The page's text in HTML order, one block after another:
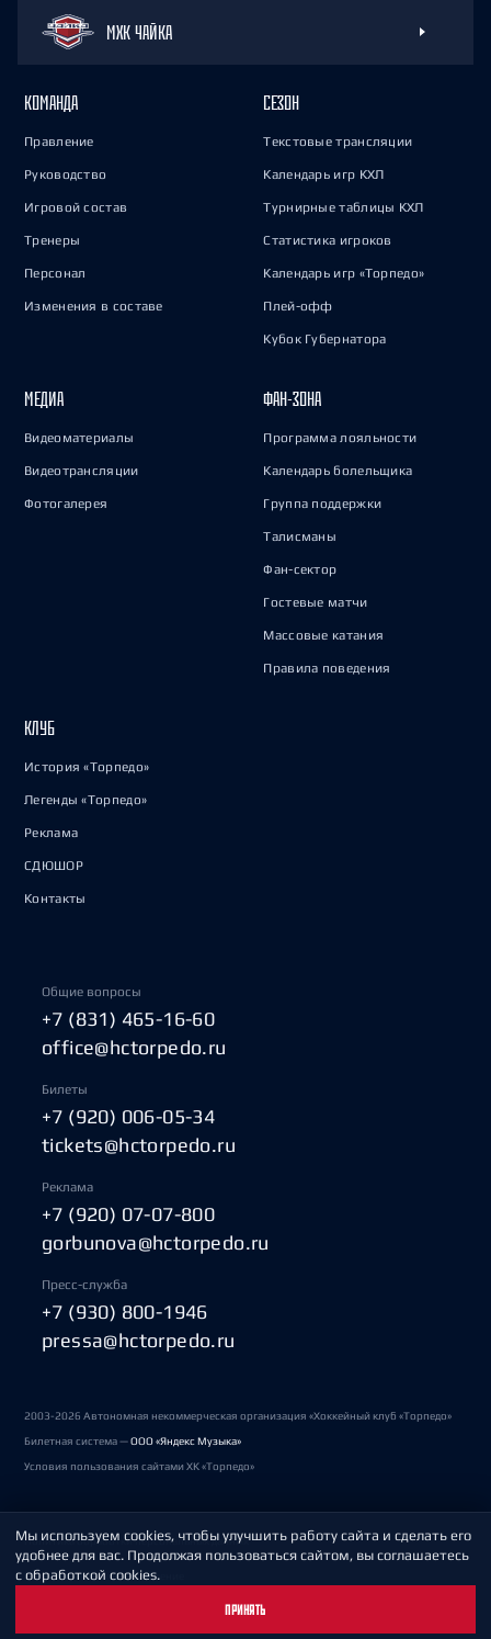
МХК ЧАЙКА
КОМАНДА
Правление
Руководство
Игровой состав
Тренеры
Персонал
Изменения в составе
СЕЗОН
Текстовые трансляции
Календарь игр КХЛ
Турнирные таблицы КХЛ
Статистика игроков
Календарь игр «Торпедо»
Плей-офф
Кубок Губернатора
МЕДИА
Видеоматериалы
Видеотрансляции
Фотогалерея
ФАН-ЗОНА
Программа лояльности
Календарь болельщика
Группа поддержки
Талисманы
Фан-сектор
Гостевые матчи
Массовые катания
Правила поведения
КЛУБ
История «Торпедо»
Легенды «Торпедо»
Реклама
СДЮШОР
Контакты
Общие вопросы
+7 (831) 465-16-60
office@hctorpedo.ru
Билеты
+7 (920) 006-05-34
tickets@hctorpedo.ru
Реклама
+7 (920) 07-07-800
gorbunova@hctorpedo.ru
Пресс-служба
+7 (930) 800-1946
pressa@hctorpedo.ru
2003-2026 Автономная некоммерческая организация «Хоккейный клуб «Торпедо»
Билетная система —ООО «Яндекс Музыка»
Условия пользования сайтами ХК «Торпедо»
Политика обработки персональных данных
Пользовательское соглашение
Мы используем cookies, чтобы улучшить работу сайта и сделать его
удобнее для вас. Продолжая пользоваться сайтом, вы соглашаетесь
с обработкой cookies.
ПРИНЯТЬ